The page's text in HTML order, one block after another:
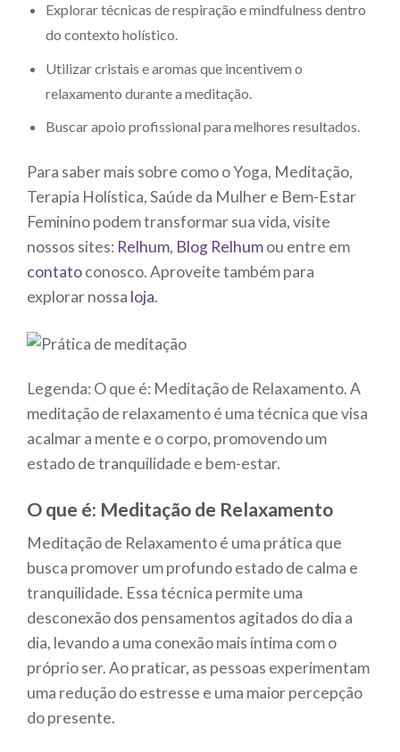
Explorar técnicas de respiração e mindfulness dentro
do contexto holístico.
Utilizar cristais e aromas que incentivem o
relaxamento durante a meditação.
Buscar apoio profissional para melhores resultados.
Para saber mais sobre como o Yoga, Meditação,
Terapia Holística, Saúde da Mulher e Bem-Estar
Feminino podem transformar sua vida, visite
nossos sites: Relhum, Blog Relhumou entre em
contatoconosco. Aproveite também para
explorar nossa loja.
Legenda: O que é: Meditação de Relaxamento. A
meditação de relaxamento é uma técnica que visa
acalmar a mente e o corpo, promovendo um
estado de tranquilidade e bem-estar.
O que é: Meditação de Relaxamento
Meditação de Relaxamento é uma prática que
busca promover um profundo estado de calma e
tranquilidade. Essa técnica permite uma
desconexão dos pensamentos agitados do dia a
dia, levando a uma conexão mais íntima com o
próprio ser. Ao praticar, as pessoas experimentam
uma redução do estresse e uma maior percepção
do presente.